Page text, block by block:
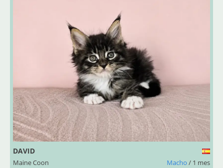
DAVID
Maine Coon Macho / 1 mes